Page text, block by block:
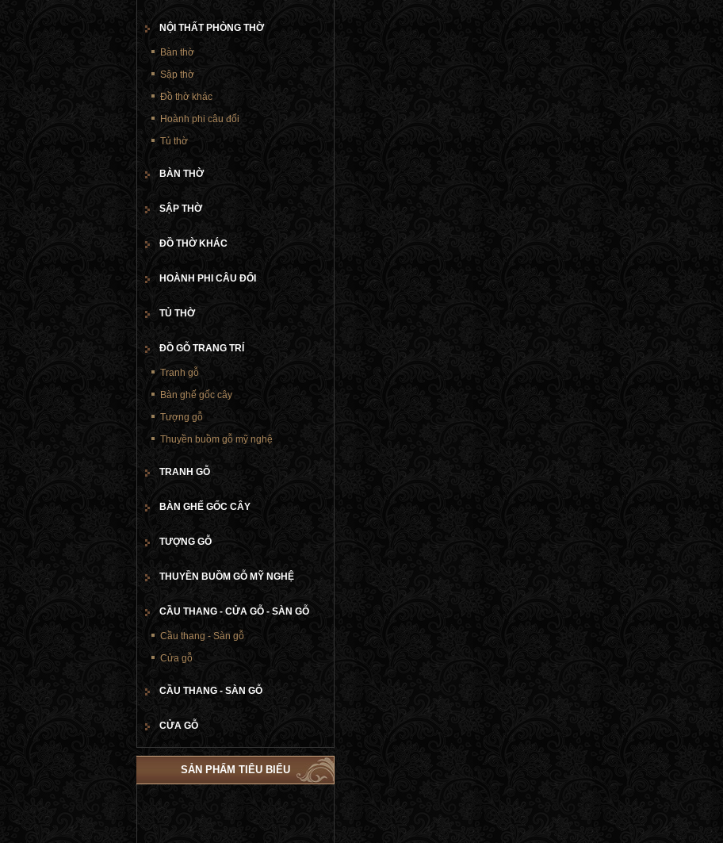
NỘI THẤT PHÒNG THỜ
Bàn thờ
Sập thờ
Đồ thờ khác
Hoành phi câu đối
Tủ thờ
BÀN THỜ
SẬP THỜ
ĐỒ THỜ KHÁC
HOÀNH PHI CÂU ĐỐI
TỦ THỜ
ĐỒ GỖ TRANG TRÍ
Tranh gỗ
Bàn ghế gốc cây
Tượng gỗ
Thuyền buồm gỗ mỹ nghệ
TRANH GỖ
BÀN GHẾ GỐC CÂY
TƯỢNG GỖ
THUYỀN BUỒM GỖ MỸ NGHỆ
CẦU THANG - CỬA GỖ - SÀN GỖ
Cầu thang - Sàn gỗ
Cửa gỗ
CẦU THANG - SÀN GỖ
CỬA GỖ
SẢN PHẨM TIÊU BIỂU